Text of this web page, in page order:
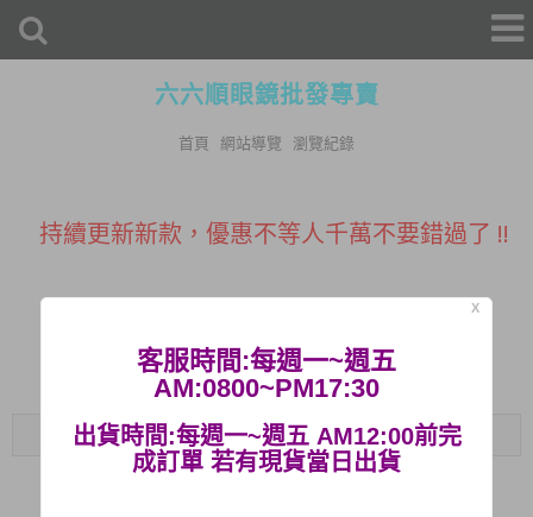
六六順眼鏡批發專賣
首頁 網站導覽 瀏覽紀錄
持續更新新款，優惠不等人千萬不要錯過了 !!
免運哦
購買眼鏡附贈眼鏡布及眼鏡袋
提供商店批發，亦有眼鏡架等等可供
參考
促銷100元老花~購買三隻免運費~超優惠
多種類型款式│太陽眼鏡
Menu
X
客服時間:每週一~週五
AM:0800~PM17:30
出貨時間:每週一~週五 AM12:00前完
成訂單 若有現貨當日出貨